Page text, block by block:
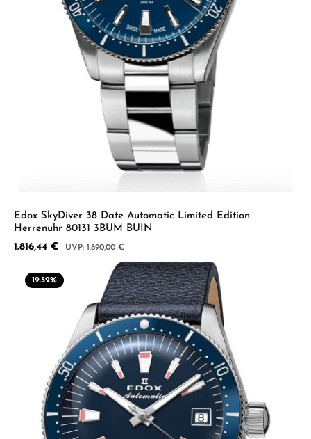
Edox SkyDiver 38 Date Automatic Limited Edition
Herrenuhr 80131 3BUM BUIN
Verkaufspreis:
1.816,44 € Regulärer Preis:
1.890,00 €
19.52%